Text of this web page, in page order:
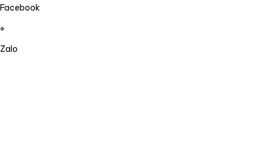
Facebook
Zalo